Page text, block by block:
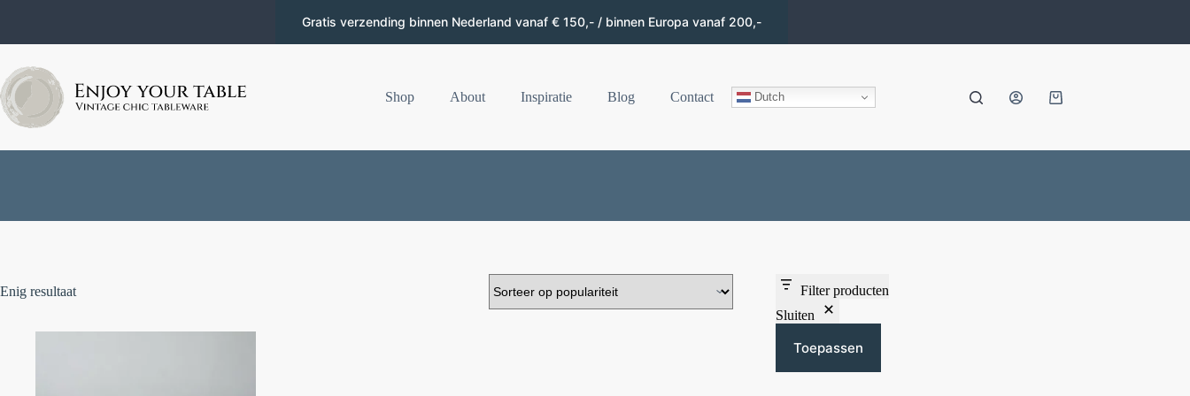
Gratis verzending binnen Nederland vanaf € 150,- / binnen Europa vanaf 200,-
Shop About Inspiratie Blog Contact Dutch
Enig resultaat
Filter producten
Sluiten
Toepassen